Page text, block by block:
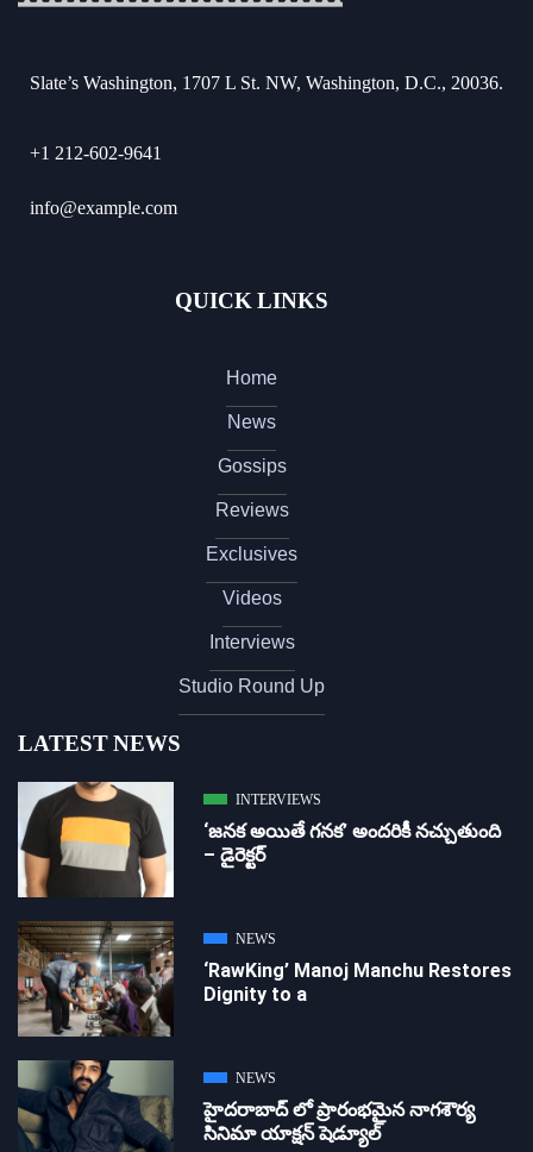
Slate’s Washington, 1707 L St. NW, Washington, D.C., 20036.
+1 212-602-9641
info@example.com
QUICK LINKS
Home
News
Gossips
Reviews
Exclusives
Videos
Interviews
Studio Round Up
LATEST NEWS
INTERVIEWS
‘జ‌న‌క అయితే గ‌న‌క‌’ అందరికీ నచ్చుతుంది
– డైరెక్ట‌ర్
NEWS
‘RawKing’ Manoj Manchu Restores
Dignity to a
NEWS
హైదరాబాద్ లో ప్రారంభమైన నాగశౌర్య
సినిమా యాక్షన్ షెడ్యూల్